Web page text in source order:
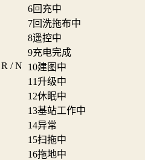
R / N
6回充中
7回洗拖布中
8遥控中
9充电完成
10建图中
11升级中
12休眠中
13基站工作中
14异常
15扫拖中
16拖地中